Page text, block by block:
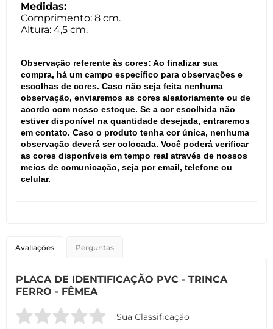
Medidas:
Comprimento: 8 cm.
Altura: 4,5 cm.
Observação referente às cores: Ao finalizar sua
compra, há um campo específico para observações e
escolhas de cores. Caso não seja feita nenhuma
observação, enviaremos as cores aleatoriamente ou de
acordo com nosso estoque. Se a cor escolhida não
estiver disponível na quantidade desejada, entraremos
em contato. Caso o produto tenha cor única, nenhuma
observação deverá ser colocada. Você poderá verificar
as cores disponíveis em tempo real através de nossos
meios de comunicação, seja por email, telefone ou
celular.
Avaliações Perguntas
PLACA DE IDENTIFICAÇÃO PVC - TRINCA
FERRO - FÊMEA
Sua Classificação